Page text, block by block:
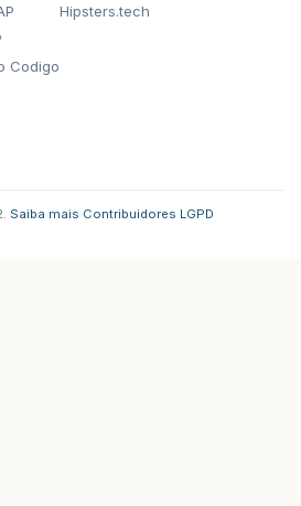
Codigo
Hipsters.tech
Saiba mais Contribuidores LGPD